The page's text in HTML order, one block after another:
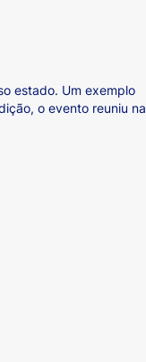
estado. Um exemplo
o evento reuniu na